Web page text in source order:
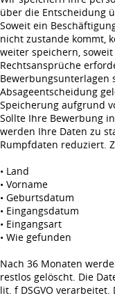
über die Entscheidung
Soweit ein
nicht zustande kommt,
weiter speichern,
Rechtsansprüche
Bewerbungsunterlagen
Absageentscheidung
Speicherung aufgrund
Sollte Ihre Bewerbung
werden Ihre Daten zu
Rumpfdaten reduziert.
• Land
• Vorname
• Geburtsdatum
• Eingangsdatum
• Eingangsart
• Wie gefunden
Nach 36 Monaten
restlos gelöscht. Die
lit. f DSGVO